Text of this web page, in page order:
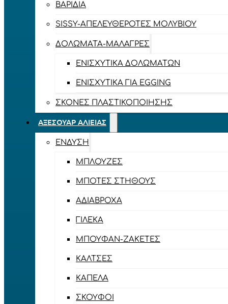
ΒΑΡΊΔΙΑ
SISSY-ΑΠΕΛΕΥΘΕΡΟΤΈΣ ΜΟΛΥΒΙΟΎ
ΔΟΛΏΜΑΤΑ-ΜΑΛΆΓΡΕΣ
ΕΝΙΣΧΥΤΙΚΆ ΔΟΛΩΜΆΤΩΝ
ΕΝΙΣΧΥΤΙΚΆ ΓΙΑ EGGING
ΣΚΌΝΕΣ ΠΛΑΣΤΙΚΟΠΟΊΗΣΗΣ
ΑΞΕΣΟΥΆΡ ΑΛΙΕΊΑΣ
ΈΝΔΥΣΗ
ΜΠΛΟΎΖΕΣ
ΜΠΌΤΕΣ ΣΤΉΘΟΥΣ
ΑΔΙΆΒΡΟΧΑ
ΓΙΛΈΚΑ
ΜΠΟΥΦΆΝ-ΖΑΚΈΤΕΣ
ΚΆΛΤΣΕΣ
ΚΑΠΈΛΑ
ΣΚΟΎΦΟΙ